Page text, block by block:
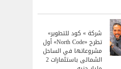
شركة » كود للتطوير»
تطرح «North Code» أول
مشروعاتها في الساحل
الشمالى باستثمارات 2